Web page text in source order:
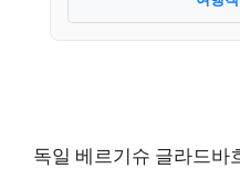
독일 베르기슈 글라드바